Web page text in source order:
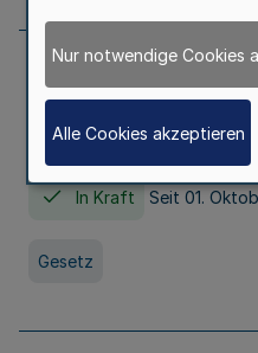
Gesetz über die
Nordrhein-
HG)
In Kraft Seit 01.
Gesetz
Nur notwendige Cookies
Alle Cookies akzeptieren